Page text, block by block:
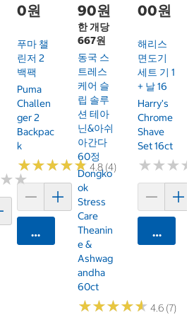
★★
★★
담기
0원
푸마 챌
린저 2
백팩
Puma
Challen
Ger 2
Backpac
K
★★★★★
★★★★★4.8 (4)
카트에 담기
90원
한 개당
667원
동국 스
트레스
케어 슬
립 솔루
션 테아
닌&아쉬
아간다
60정
Dongko
Ok
Stress
Care
Theanin
E &
Ashwag
Andha
60ct
★★★★★
★★★★★ 4.6 (7)
00원
해리스
면도기
세트 기 1
+ 날 16
Harry's
Chrome
Shave
Set 16ct
★★★
★★★
카트에